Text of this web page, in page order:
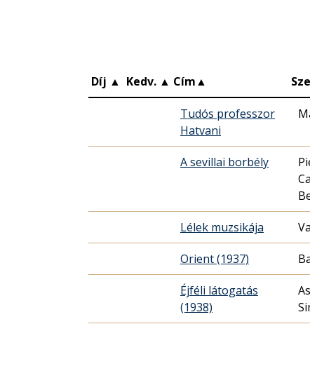
Díj ▲ Kedv. ▲ Cím▲
Tudós professzor
Hatvani
A sevillai borbély
Lélek muzsikája
Orient (1937)
Éjféli látogatás
(1938)